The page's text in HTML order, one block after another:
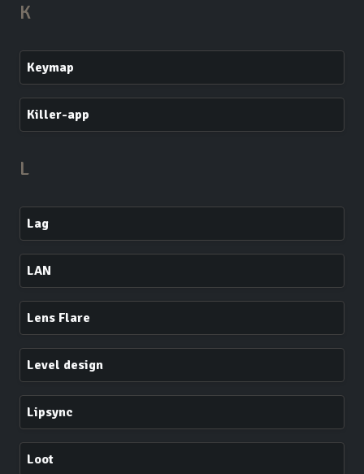
K
Keymap
Killer-app
L
Lag
LAN
Lens Flare
Level design
Lipsync
Loot